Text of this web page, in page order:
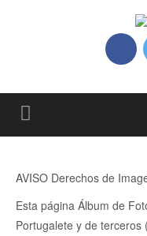
AVISO Derechos de
Esta página Álbum de
Portugalete y de